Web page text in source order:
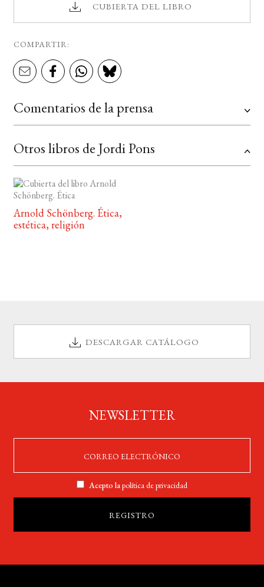
CUBIERTA DEL LIBRO
COMPARTIR:
Comentarios de la prensa
Otros libros de Jordi Pons
Arnold Schönberg. Ética,
estética, religión
DESCARGAR CATÁLOGO
NEWSLETTER
Acepto lapolítica de privacidad